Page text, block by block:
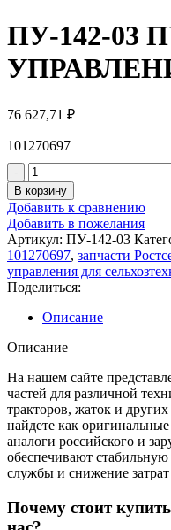
ПУ-142-03
76 627,71 ₽
101270697
Количество
товара
ПУ-142-
03
ПУЛЬТ
УПРАВЛЕНИЯ
КОМБАЙНА
В корзину
Добавить к сравнению
Добавить в пожелания
Артикул: ПУ-142-03
101270697, запчасти
управления для
Поделиться:
Описание
Описание
На нашем сайте
частей для различной
тракторов, жаток и
найдете как
аналоги российского и
обеспечивают
службы и снижение
Почему стоит